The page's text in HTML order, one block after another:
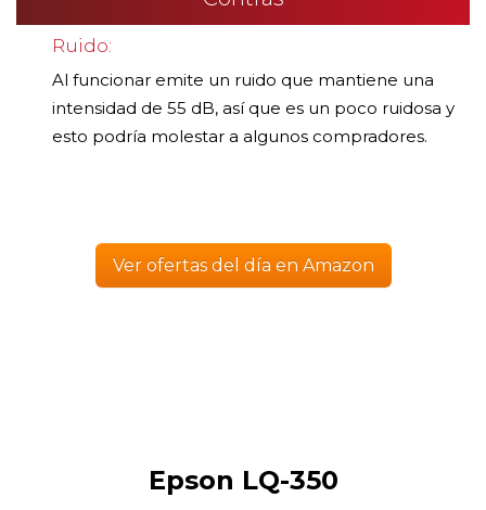
Ruido:
Al funcionar emite un ruido que mantiene una
intensidad de 55 dB, así que es un poco ruidosa y
esto podría molestar a algunos compradores.
Ver ofertas del día en Amazon
Epson LQ-350